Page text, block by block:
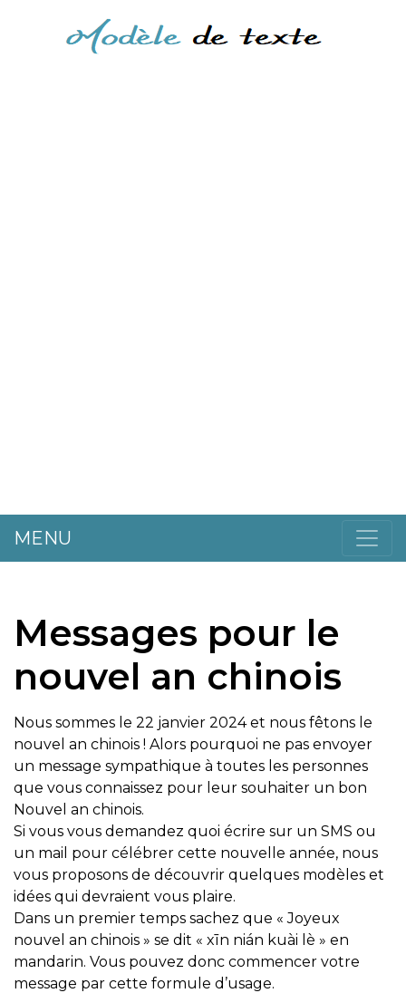
MENU
Messages pour le
nouvel an chinois
Nous sommes le 22 janvier 2024 et nous fêtons le
nouvel an chinois ! Alors pourquoi ne pas envoyer
un message sympathique à toutes les personnes
que vous connaissez pour leur souhaiter un bon
Nouvel an chinois.
Si vous vous demandez quoi écrire sur un SMS ou
un mail pour célébrer cette nouvelle année, nous
vous proposons de découvrir quelques modèles et
idées qui devraient vous plaire.
Dans un premier temps sachez que « Joyeux
nouvel an chinois » se dit « xīn nián kuài lè » en
mandarin. Vous pouvez donc commencer votre
message par cette formule d’usage.